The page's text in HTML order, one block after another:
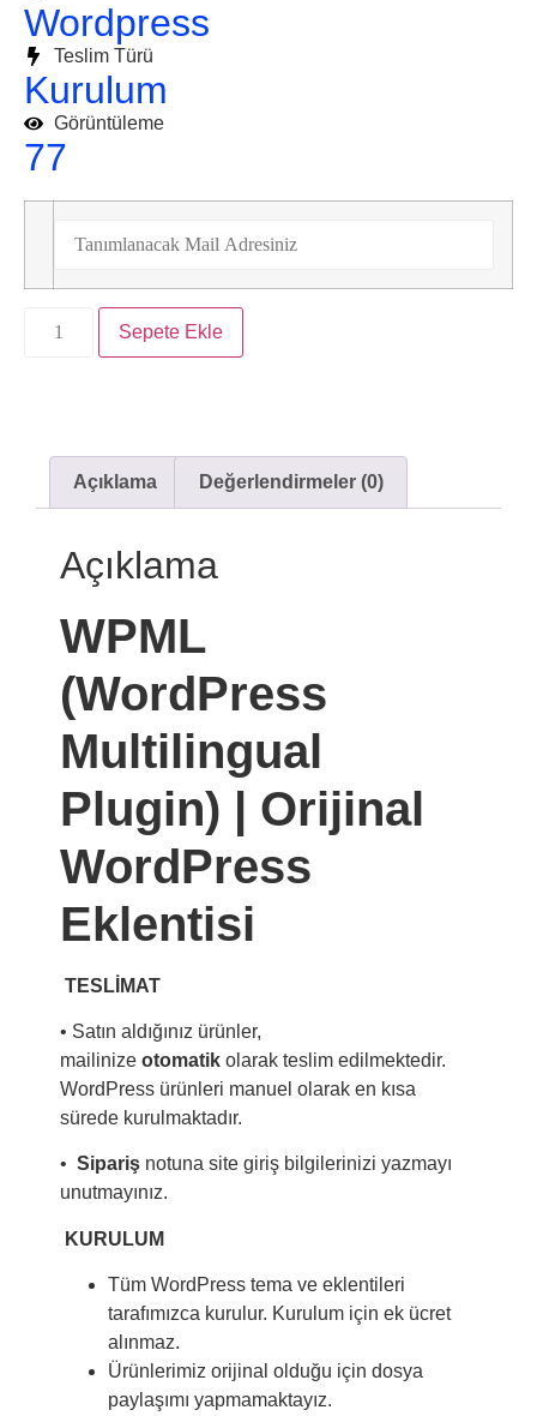
Wordpress
Teslim Türü
Kurulum
Görüntüleme
77
Sepete Ekle
Açıklama Değerlendirmeler (0)
Açıklama
WPML
(WordPress
Multilingual
Plugin) | Orijinal
WordPress
Eklentisi
TESLİMAT
• Satın aldığınız ürünler,
mailinize otomatik olarak teslim edilmektedir.
WordPress ürünleri manuel olarak en kısa
sürede kurulmaktadır.
• Sipariş notuna site giriş bilgilerinizi yazmayı
unutmayınız.
KURULUM
Tüm WordPress tema ve eklentileri
tarafımızca kurulur. Kurulum için ek ücret
alınmaz.
Ürünlerimiz orijinal olduğu için dosya
paylaşımı yapmamaktayız.